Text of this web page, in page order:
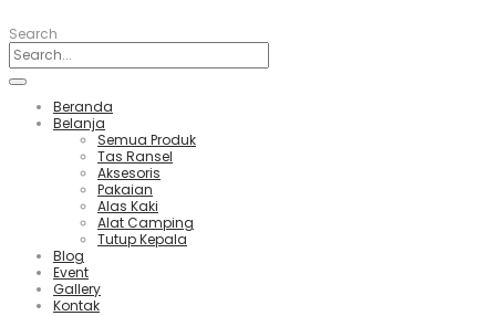
Search
Beranda
Belanja
Semua Produk
Tas Ransel
Aksesoris
Pakaian
Alas Kaki
Alat Camping
Tutup Kepala
Blog
Event
Gallery
Kontak